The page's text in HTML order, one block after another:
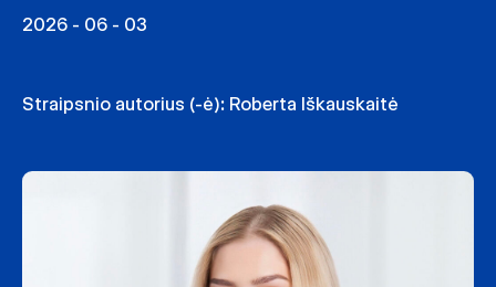
2026 - 06 - 03
Straipsnio autorius (-ė): Roberta Iškauskaitė